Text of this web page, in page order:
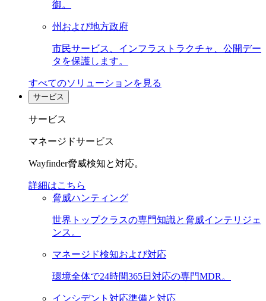
御。
州および地方政府
市民サービス、インフラストラクチャ、公開デー
タを保護します。
すべてのソリューションを見る
サービス
サービス
マネージドサービス
Wayfinder脅威検知と対応。
詳細はこちら
脅威ハンティング
世界トップクラスの専門知識と脅威インテリジェ
ンス。
マネージド検知および対応
環境全体で24時間365日対応の専門MDR。
インシデント対応準備と対応